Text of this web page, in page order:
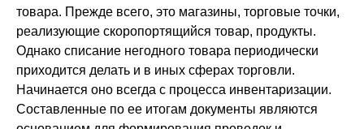
товара. Прежде всего, это магазины, торговые точки,
реализующие скоропортящийся товар, продукты.
Однако списание негодного товара периодически
приходится делать и в иных сферах торговли.
Начинается оно всегда с процесса инвентаризации.
Составленные по ее итогам документы являются